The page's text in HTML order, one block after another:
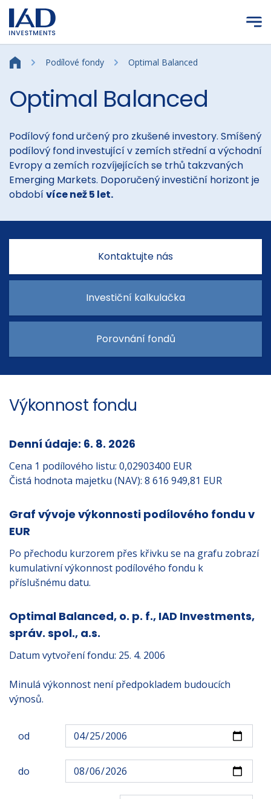
Přejít na hlavní obsah
Podílové fondy Optimal Balanced
Optimal Balanced
Podílový fond určený pro zkušené investory. Smíšený
podílový fond investující v zemích střední a východní
Evropy a zemích rozvíjejících se trhů takzvaných
Emerging Markets. Doporučený investiční horizont je
obdobívíce než 5 let.
Kontaktujte nás
Investiční kalkulačka
Porovnání fondů
Výkonnost fondu
Denní údaje: 6. 8. 2026
Cena 1 podílového listu: 0,02903400 EUR
Čistá hodnota majetku (NAV): 8 616 949,81 EUR
Graf vývoje výkonnosti podílového fondu v
EUR
Po přechodu kurzorem přes křivku se na grafu zobrazí
kumulativní výkonnost podílového fondu k
příslušnému datu.
Optimal Balanced, o. p. f., IAD Investments,
správ. spol., a.s.
Datum vytvoření fondu: 25. 4. 2006
Minulá výkonnost není předpokladem budoucích
výnosů.
od
do